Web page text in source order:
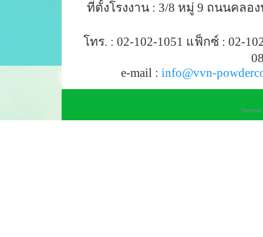
ที่ตั้งโรงงาน : 3/8 หมู่ 9 ถนนคล
โทร. : 02-102-1051 แฟ็กซ์ : 02-
e-mail : info@vvn-